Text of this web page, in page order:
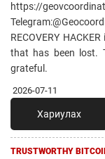
https://
RECOVERY
that has been lost.
grateful.
2026-07-11
Хариулах
TRUSTWORTHY